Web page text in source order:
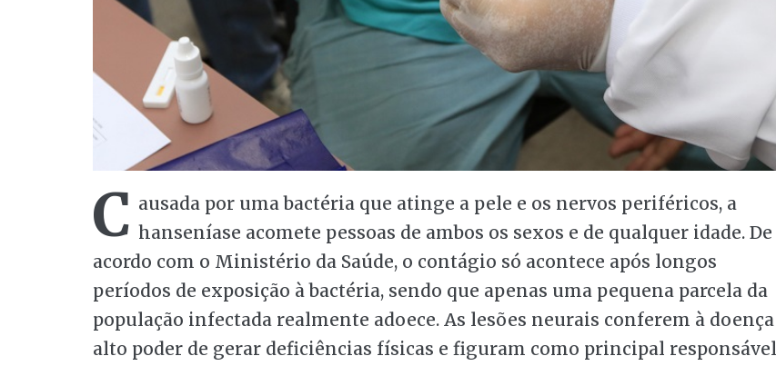
C ausada por uma bactéria que atinge a pele e os nervos periféricos, a
hanseníase acomete pessoas de ambos os sexos e de qualquer idade. De
acordo com o Ministério da Saúde, o contágio só acontece após longos
períodos de exposição à bactéria, sendo que apenas uma pequena parcela da
população infectada realmente adoece. As lesões neurais conferem à doença
alto poder de gerar deficiências físicas e figuram como principal responsável